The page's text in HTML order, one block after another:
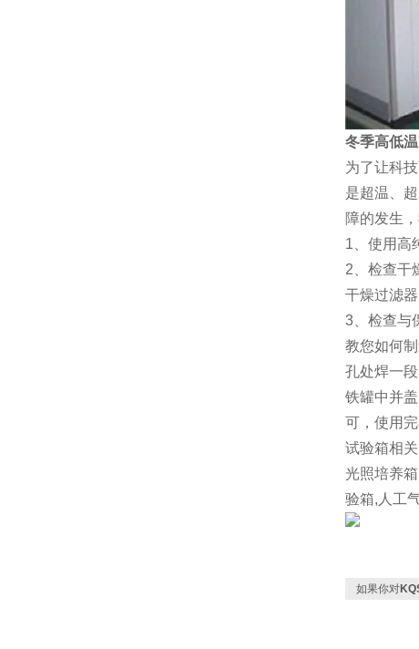
冬季高低
为了让科技
是超温、
障的发生
1、使用高
2、检查干
干燥过滤器
3、检查与
教您如何
孔处焊一
铁罐中并
可，使用
试验箱相
光照培养
验箱,人工
如果你对